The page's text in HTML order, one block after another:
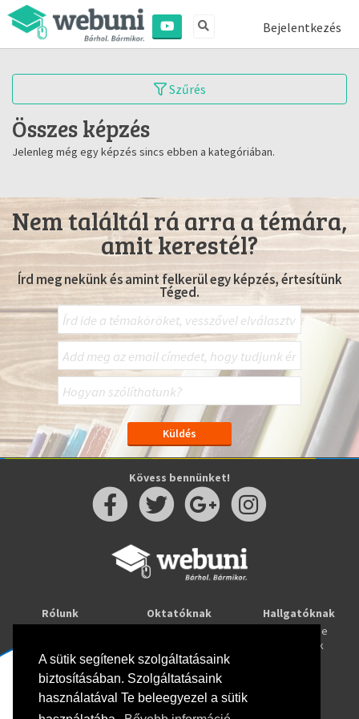
A sütik segítenek szolgáltatásaink
biztosításában. Szolgáltatásaink
használatával Te beleegyezel a sütik
Bejelentkezés
Szűrés
Összes képzés
Jelenleg még egy képzés sincs ebben a kategóriában.
Nem találtál rá arra a témára,
amit kerestél?
Írd meg nekünk és amint felkerül egy képzés, értesítünk
Téged.
Kövess bennünket!
Rólunk
Oktatóknak
Webuni Stúdió
Hallgatóknak
Tanulj online
Képzések
Info
Adatkezelési tájékoztató
ÁSZF